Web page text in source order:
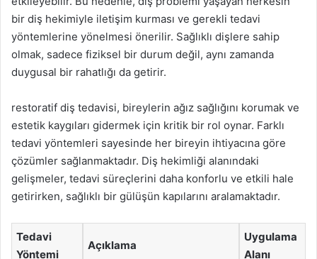
bir diş hekimiyle iletişim kurması ve gerekli tedavi
yöntemlerine yönelmesi önerilir. Sağlıklı dişlere sahip
olmak, sadece fiziksel bir durum değil, aynı zamanda
duygusal bir rahatlığı da getirir.
restoratif diş tedavisi, bireylerin ağız sağlığını korumak ve
estetik kaygıları gidermek için kritik bir rol oynar. Farklı
tedavi yöntemleri sayesinde her bireyin ihtiyacına göre
çözümler sağlanmaktadır. Diş hekimliği alanındaki
gelişmeler, tedavi süreçlerini daha konforlu ve etkili hale
getirirken, sağlıklı bir gülüşün kapılarını aralamaktadır.
Tedavi
Yöntemi
Açıklama
Uygulama
Alanı